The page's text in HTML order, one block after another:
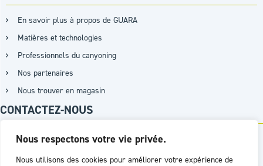
Nous respectons votre vie privée.
Nous utilisons des cookies pour améliorer votre expérience de
En savoir plus à propos de GUARA
Matières et technologies
Professionnels du canyoning
Nos partenaires
Nous trouver en magasin
CONTACTEZ-NOUS
+33 (0)9 87 15 07 26 / +33 (0)7 62 45 97 03